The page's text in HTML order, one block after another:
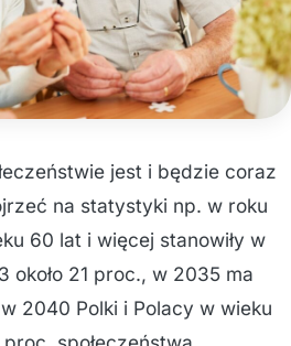
jest i będzie coraz
na statystyki np. w roku
60 lat i więcej stanowiły w
około 21 proc., w 2035 ma
2040 Polki i Polacy w wieku